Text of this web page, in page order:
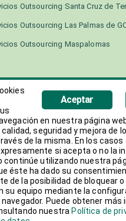
Outsourcing Santa Cruz de
Outsourcing Las Palmas de
Outsourcing Maspalomas
Activa Canarias | Todos
porAVANT
Aceptar
en nuestra página
seguridad y mejora de
de la misma. En los casos
si acepta o no la
continúe utilizando nuestra
éste ha dado su
de la posibilidad de bloquear
su equipo mediante la
Puede obtener
nuestra Política de